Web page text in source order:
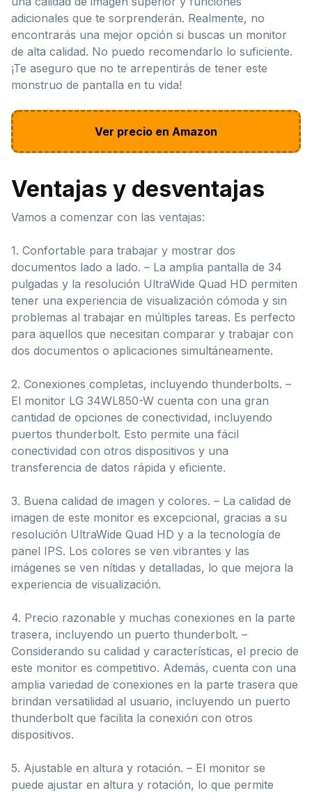
adicionales que te sorprenderán. Realmente, no
encontrarás una mejor opción si buscas un monitor
de alta calidad. No puedo recomendarlo lo suficiente.
¡Te aseguro que no te arrepentirás de tener este
monstruo de pantalla en tu vida!
Ver precio en Amazon
Ventajas y desventajas
Vamos a comenzar con las ventajas:
1. Confortable para trabajar y mostrar dos
documentos lado a lado. – La amplia pantalla de 34
pulgadas y la resolución UltraWide Quad HD permiten
tener una experiencia de visualización cómoda y sin
problemas al trabajar en múltiples tareas. Es perfecto
para aquellos que necesitan comparar y trabajar con
dos documentos o aplicaciones simultáneamente.
2. Conexiones completas, incluyendo thunderbolts. –
El monitor LG 34WL850-W cuenta con una gran
cantidad de opciones de conectividad, incluyendo
puertos thunderbolt. Esto permite una fácil
conectividad con otros dispositivos y una
transferencia de datos rápida y eficiente.
3. Buena calidad de imagen y colores. – La calidad de
imagen de este monitor es excepcional, gracias a su
resolución UltraWide Quad HD y a la tecnología de
panel IPS. Los colores se ven vibrantes y las
imágenes se ven nítidas y detalladas, lo que mejora la
experiencia de visualización.
4. Precio razonable y muchas conexiones en la parte
trasera, incluyendo un puerto thunderbolt. –
Considerando su calidad y características, el precio de
este monitor es competitivo. Además, cuenta con una
amplia variedad de conexiones en la parte trasera que
brindan versatilidad al usuario, incluyendo un puerto
thunderbolt que facilita la conexión con otros
dispositivos.
5. Ajustable en altura y rotación. – El monitor se
puede ajustar en altura y rotación, lo que permite